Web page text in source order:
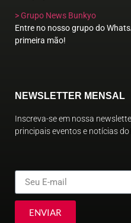
> Grupo News Bunkyo
Entre no nosso grupo do
primeira mão!
NEWSLETTER MENSAL
Inscreva-se em nossa
principais eventos e notícias do
ENVIAR